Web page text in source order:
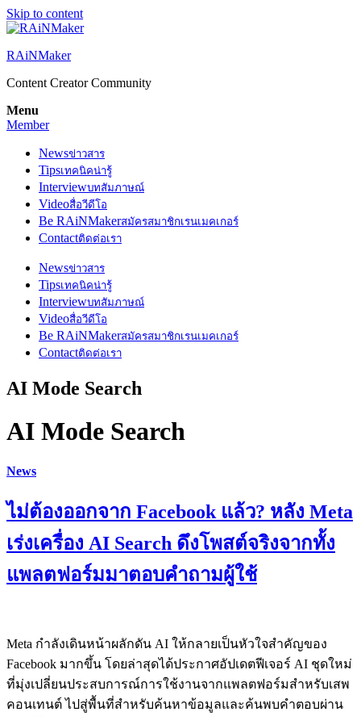
Skip to content
RAiNMaker
Content Creator Community
Menu
Member
Newsข่าวสาร
Tipsเทคนิคน่ารู้
Interviewบทสัมภาษณ์
Videoสื่อวีดีโอ
Be RAiNMakerสมัครสมาชิกเรนเมคเกอร์
Contactติดต่อเรา
Newsข่าวสาร
Tipsเทคนิคน่ารู้
Interviewบทสัมภาษณ์
Videoสื่อวีดีโอ
Be RAiNMakerสมัครสมาชิกเรนเมคเกอร์
Contactติดต่อเรา
AI Mode Search
AI Mode Search
News
ไม่ต้องออกจาก Facebook แล้ว? หลัง Meta
เร่งเครื่อง AI Search ดึงโพสต์จริงจากทั้ง
แพลตฟอร์มมาตอบคำถามผู้ใช้
Meta กำลังเดินหน้าผลักดัน AI ให้กลายเป็นหัวใจสำคัญของ
Facebook มากขึ้น โดยล่าสุดได้ประกาศอัปเดตฟีเจอร์ AI ชุดใหม่
ที่มุ่งเปลี่ยนประสบการณ์การใช้งานจากแพลตฟอร์มสำหรับเสพ
คอนเทนต์ ไปสู่พื้นที่สำหรับค้นหาข้อมูลและค้นพบคำตอบผ่าน